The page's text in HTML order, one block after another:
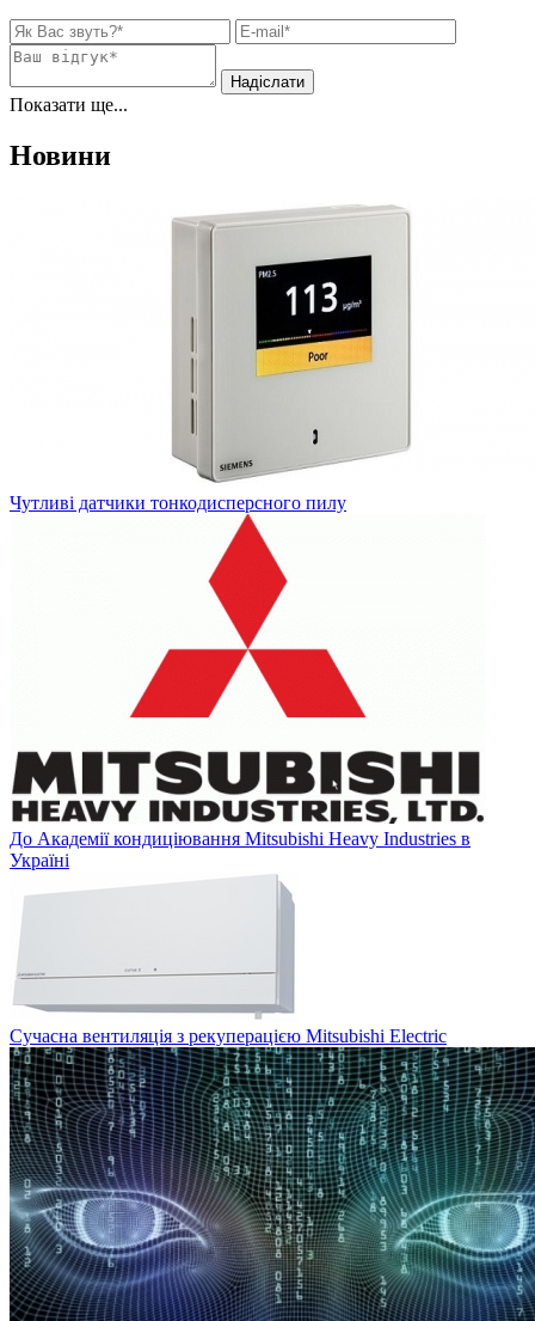
Показати ще...
Новини
Чутливі датчики тонкодисперсного пилу
До Академії кондиціювання Mitsubishi Heavy Industries в
Україні
Сучасна вентиляція з рекуперацією Mitsubishi Electric